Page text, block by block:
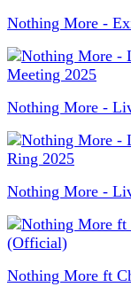
Nothing More -
Nothing More -
Nothing More -
Nothing More ft